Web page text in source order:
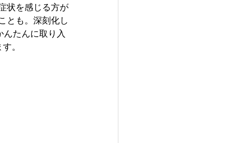
状を感じる方が
とも。深刻化し
んたんに取り入
。